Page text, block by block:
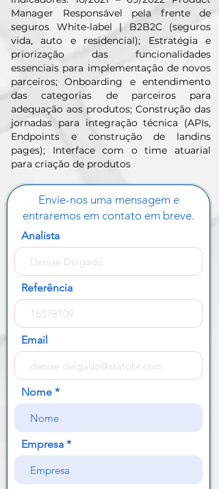
Manager Responsável pela frente de
seguros White-label | B2B2C (seguros
vida, auto e residencial); Estratégia e
priorização das funcionalidades
essenciais para implementação de novos
parceiros; Onboarding e entendimento
das categorias de parceiros para
adequação aos produtos; Construção das
jornadas para integração técnica (APIs,
Endpoints e construção de landins
pages); Interface com o time atuarial
para criação de produtos
Envie-nos uma mensagem e
entraremos em contato em breve.
Analista
Referência
Email
Nome
Empresa